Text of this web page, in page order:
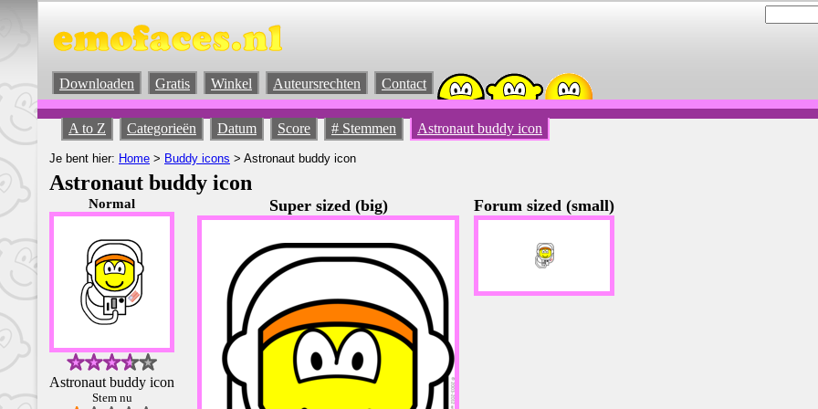
Downloaden Gratis Winkel Auteursrechten Contact
A to Z Categorieën Datum Score # Stemmen Astronaut buddy icon
Je bent hier: Home > Buddy icons > Astronaut buddy icon
Astronaut buddy icon
Normal
Astronaut buddy icon
Stem nu
Super sized (big) Forum sized (small)